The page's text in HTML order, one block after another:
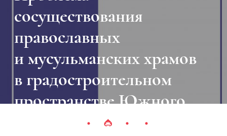
сосуществования
православных
и мусульманских храмов
в градостроительном
пространстве Южного